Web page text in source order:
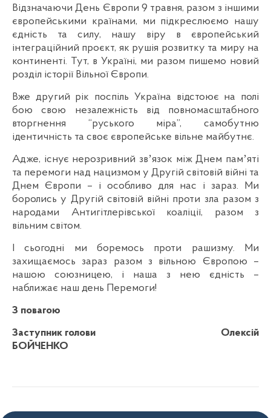
Відзначаючи День Європи 9 травня, разом з іншими
європейськими країнами, ми підкреслюємо нашу
єдність та силу, нашу віру в європейський
інтеграційний проєкт, як рушія розвитку та миру на
континенті. Тут, в Україні, ми разом пишемо новий
розділ історії Вільної Європи.
Вже другий рік поспіль Україна відстоює на полі
бою свою незалежність від повномасштабного
вторгнення “руського міра”, самобутню
ідентичність та своє європейське вільне майбутнє.
Адже, існує нерозривний звʼязок між Днем памʼяті
та перемоги над нацизмом у Другій світовій війні та
Днем Європи – і особливо для нас і зараз. Ми
боролись у Другій світовій війні проти зла разом з
народами Антигітлерівської коаліції, разом з
вільним світом.
І сьогодні ми боремось проти рашизму. Ми
захищаємось зараз разом з вільною Європою –
нашою союзницею, і наша з нею єдність –
наближає наш день Перемоги!
З повагою
Заступник голови Олексій
БОЙЧЕНКО